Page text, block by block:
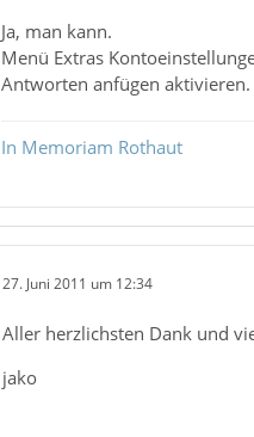
Ja, man kann.
Menü Extras
Antworten anfügen aktivieren.
In Memoriam Rothaut
27. Juni 2011 um 12:34
Aller herzlichsten Dank und
jako